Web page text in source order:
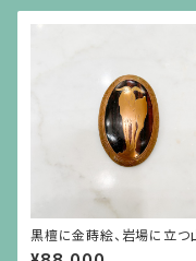
黒檀に金蒔絵、岩場に立つ
とアーカンサス模様のフレー